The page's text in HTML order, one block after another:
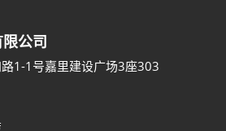
公司
1-1号嘉里建设广场3座303